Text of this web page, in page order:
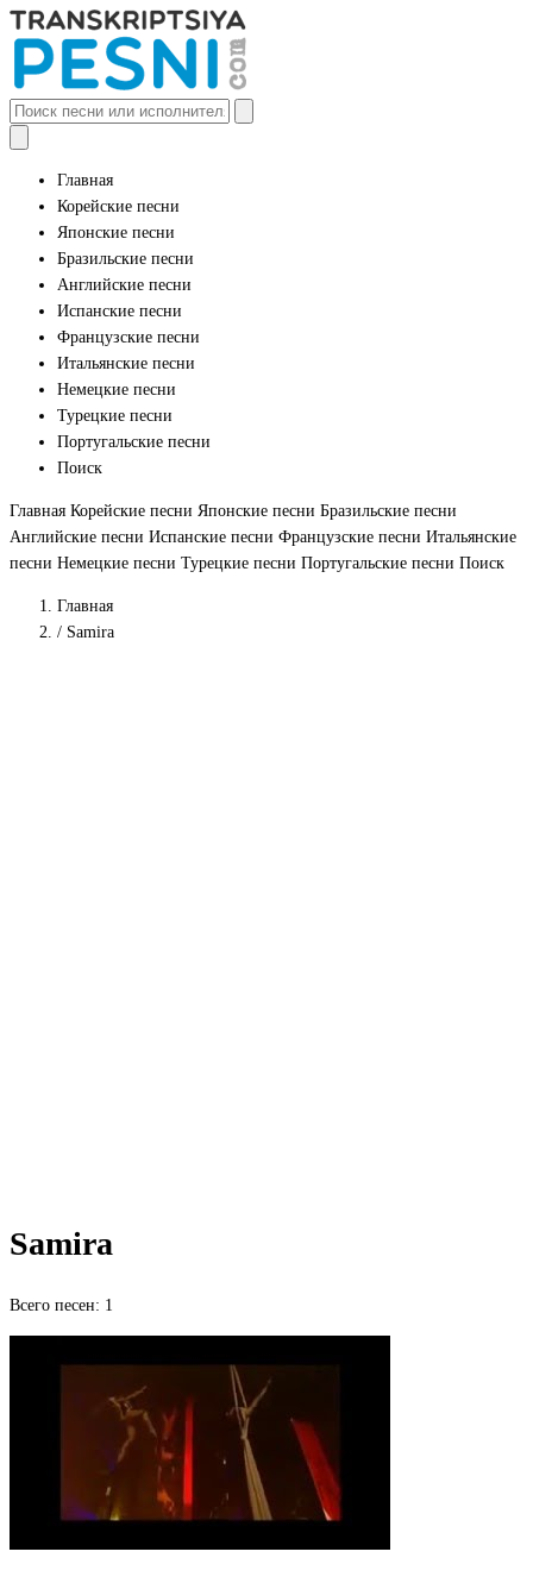
Главная
Корейские песни
Японские песни
Бразильские песни
Английские песни
Испанские песни
Французские песни
Итальянские песни
Немецкие песни
Турецкие песни
Португальские песни
Поиск
Главная Корейские песни Японские песни Бразильские песни
Английские песни Испанские песни Французские песни Итальянские
песни Немецкие песни Турецкие песни Португальские песни Поиск
Главная
/ Samira
Samira
Всего песен: 1